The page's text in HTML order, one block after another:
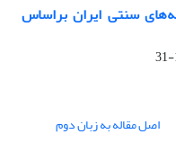
سنتی ایران بر‌‌اساس
اصل مقاله به زبان دوم